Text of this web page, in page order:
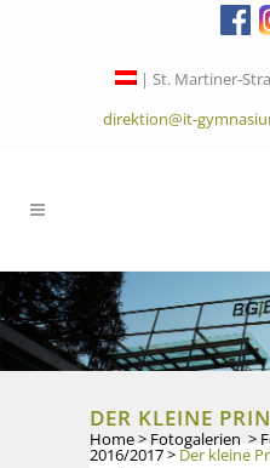
| St. Martiner-
direktion@it-
DER KLEINE
Home> Fotogalerien >
2016/2017> Der kleine